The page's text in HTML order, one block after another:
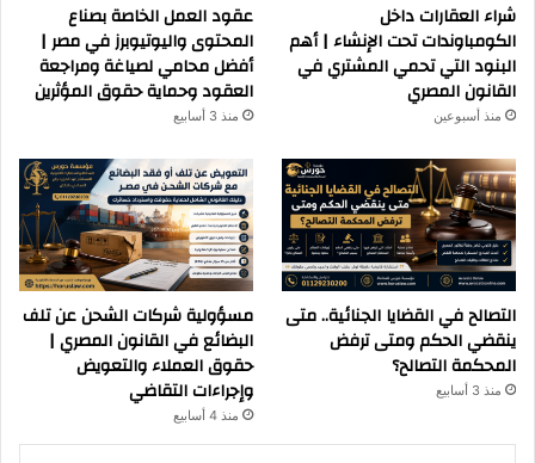
شراء العقارات داخل
الكومباوندات تحت الإنشاء | أهم
البنود التي تحمي المشتري في
القانون المصري
منذ أسبوعين
عقود العمل الخاصة بصناع
المحتوى واليوتيوبرز في مصر |
أفضل محامي لصياغة ومراجعة
العقود وحماية حقوق المؤثرين
منذ 3 أسابيع
التصالح في القضايا الجنائية.. متى
ينقضي الحكم ومتى ترفض
المحكمة التصالح؟
منذ 3 أسابيع
مسؤولية شركات الشحن عن تلف
البضائع في القانون المصري |
حقوق العملاء والتعويض
وإجراءات التقاضي
منذ 4 أسابيع